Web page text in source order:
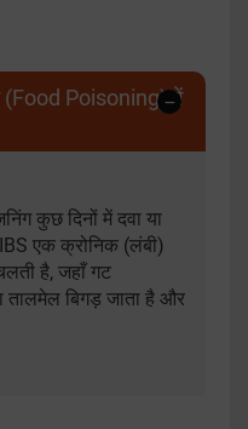
(Food Poisoning) में
कुछ दिनों में दवा या
एक क्रोनिक (लंबी)
है, जहाँ गट
तालमेल बिगड़ जाता है और